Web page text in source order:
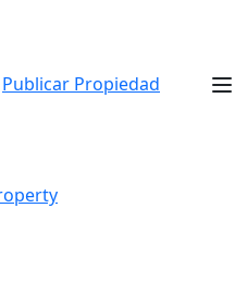
Publicar Propiedad